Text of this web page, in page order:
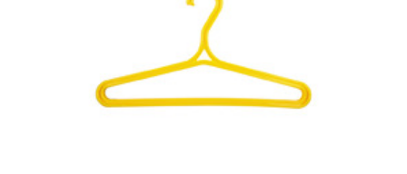
ΔΙΑΒΆΣΤΕ ΠΕΡΙΣΣΌΤΕΡΑ